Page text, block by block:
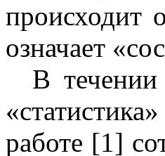
происходит
означает
В
работе [1]